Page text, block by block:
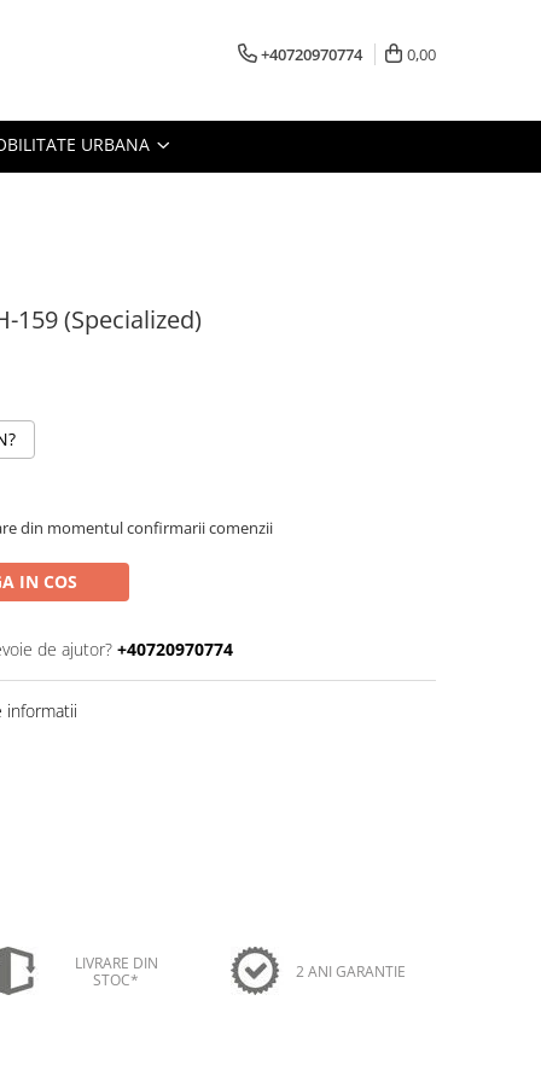
+40720970774 0,00
URBANA
159 (Specialized)
din momentul confirmarii comenzii
IN COS
de ajutor? +40720970774
informatii
LIVRARE DIN
STOC*
2 ANI GARANTIE